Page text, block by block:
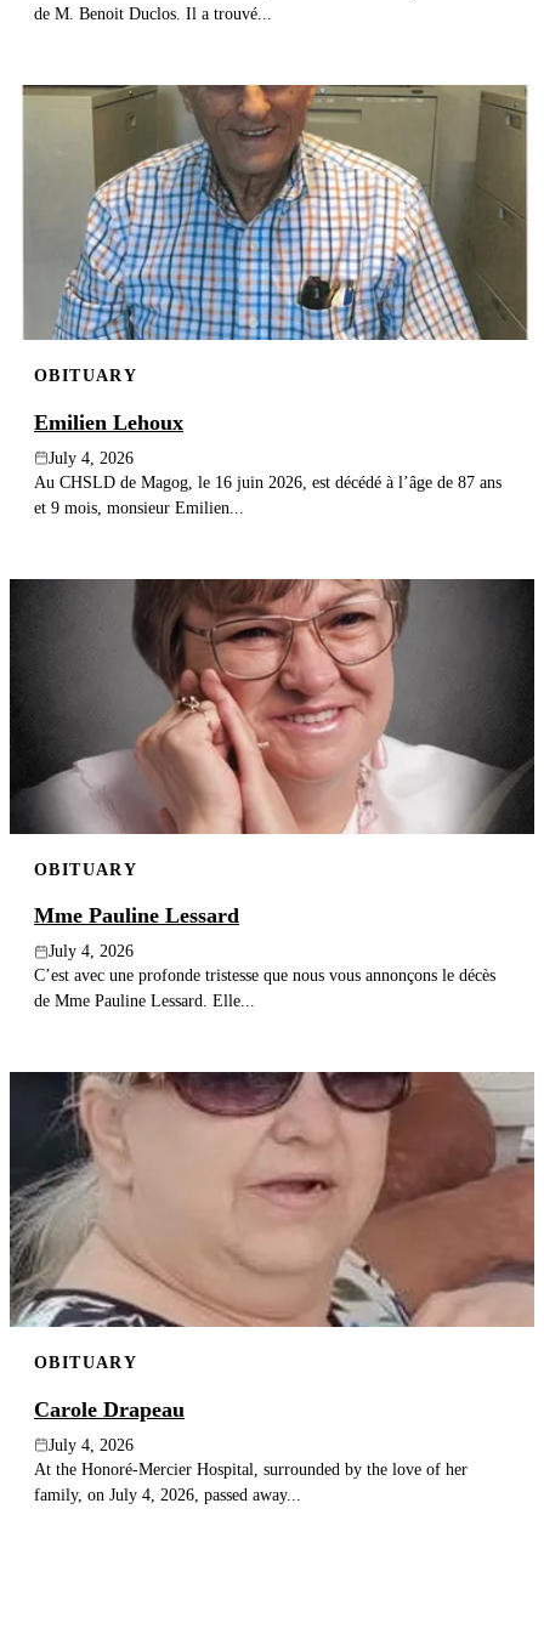
de M. Benoit Duclos. Il a trouvé...
OBITUARY
Emilien Lehoux
July 4, 2026
Au CHSLD de Magog, le 16 juin 2026, est décédé à l’âge de 87 ans
et 9 mois, monsieur Emilien...
OBITUARY
Mme Pauline Lessard
July 4, 2026
C’est avec une profonde tristesse que nous vous annonçons le décès
de Mme Pauline Lessard. Elle...
OBITUARY
Carole Drapeau
July 4, 2026
At the Honoré-Mercier Hospital, surrounded by the love of her
family, on July 4, 2026, passed away...